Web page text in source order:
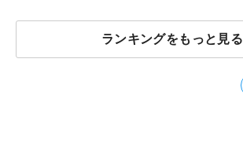
ランキングをもっと見る